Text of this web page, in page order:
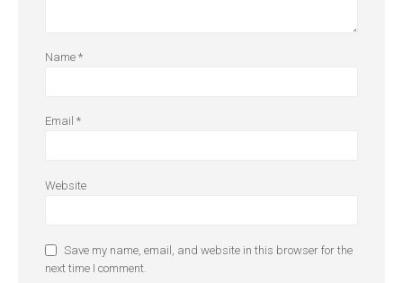
Name *
Email *
Website
Save my name, email, and website in this browser for the
next time I comment.